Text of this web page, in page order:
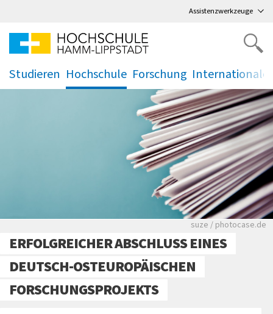
Assistenzwerkzeuge
Studieren
.
Hochschule
.
Forschung
. .
Viele Zeitungen.
suze / photocase.de
ERFOLGREICHER ABSCHLUSS EINES
DEUTSCH-OSTEUROPÄISCHEN
FORSCHUNGSPROJEKTS